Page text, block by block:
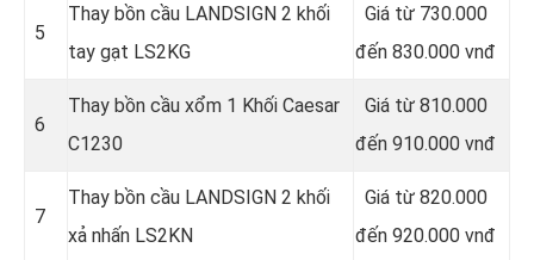
5
Thay bồn cầu LANDSIGN 2 khối
tay gạt LS2KG
Giá từ 730.000
đến 830.000 vnđ
6
Thay bồn cầu xổm 1 Khối Caesar
C1230
Giá từ 810.000
đến 910.000 vnđ
7
Thay bồn cầu LANDSIGN 2 khối
xả nhấn LS2KN
Giá từ 820.000
đến 920.000 vnđ